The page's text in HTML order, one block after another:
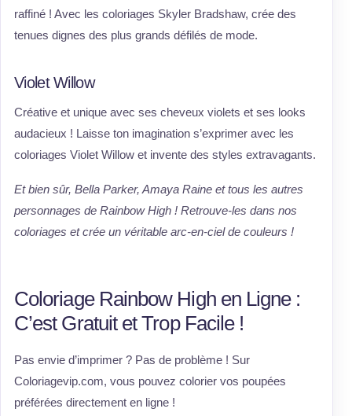
raffiné ! Avec les coloriages Skyler Bradshaw, crée des
tenues dignes des plus grands défilés de mode.
Violet Willow
Créative et unique avec ses cheveux violets et ses looks
audacieux ! Laisse ton imagination s’exprimer avec les
coloriages Violet Willow et invente des styles extravagants.
Et bien sûr, Bella Parker, Amaya Raine et tous les autres
personnages de Rainbow High ! Retrouve-les dans nos
coloriages et crée un véritable arc-en-ciel de couleurs !
Coloriage Rainbow High en Ligne :
C’est Gratuit et Trop Facile !
Pas envie d’imprimer ? Pas de problème ! Sur
Coloriagevip.com, vous pouvez colorier vos poupées
préférées directement en ligne !